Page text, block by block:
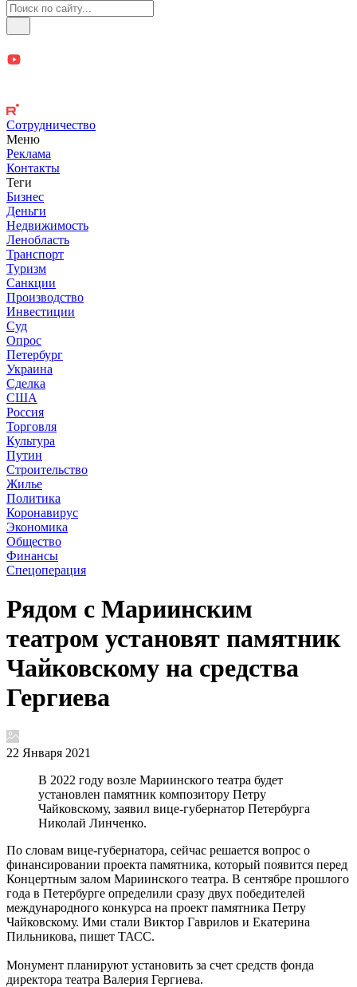
Сотрудничество
Меню
Реклама
Контакты
Теги
Бизнес
Деньги
Недвижимость
Ленобласть
Транспорт
Туризм
Санкции
Производство
Инвестиции
Суд
Опрос
Петербург
Украина
Сделка
США
Россия
Торговля
Культура
Путин
Строительство
Жилье
Политика
Коронавирус
Экономика
Общество
Финансы
Спецоперация
Рядом с Мариинским
театром установят памятник
Чайковскому на средства
Гергиева
22 Января 2021
В 2022 году возле Мариинского театра будет
установлен памятник композитору Петру
Чайковскому, заявил вице-губернатор Петербурга
Николай Линченко.
По словам вице-губернатора, сейчас решается вопрос о
финансировании проекта памятника, который появится перед
Концертным залом Мариинского театра. В сентябре прошлого
года в Петербурге определили сразу двух победителей
международного конкурса на проект памятника Петру
Чайковскому. Ими стали Виктор Гаврилов и Екатерина
Пильникова, пишет ТАСС.
Монумент планируют установить за счет средств фонда
директора театра Валерия Гергиева.